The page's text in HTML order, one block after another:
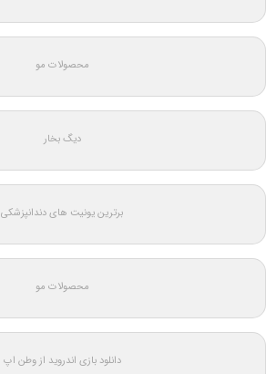
محصولات مو
دیگ بخار
برترین یونیت های دندانپزشکی
محصولات مو
دانلود بازی اندروید از وطن اپ